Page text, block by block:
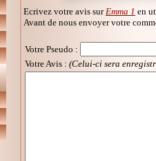
Ecrivez votre avis sur Emma 1 en
Avant de nous envoyer votre
Votre Pseudo :
Votre Avis : (Celui-ci sera